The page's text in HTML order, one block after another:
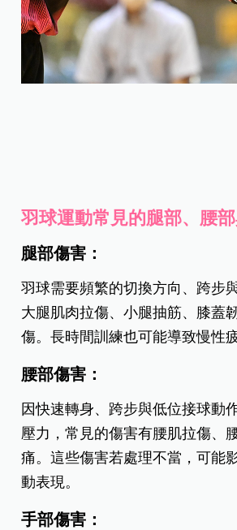
羽球運動常見的腿部、腰
腿部傷害：
羽球需要頻繁的切換方向、跨步
大腿肌肉拉傷、小腿抽筋、膝蓋
傷。長時間訓練也可能導致慢性
腰部傷害：
因快速轉身、跨步與低位接球動
壓力，常見的傷害有腰肌拉傷、
痛。這些傷害若處理不當，可能
動表現。
手部傷害：